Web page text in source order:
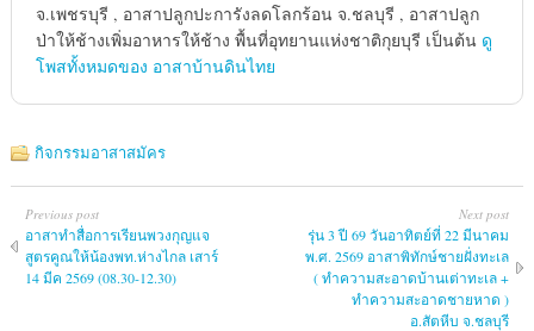
จ.เพชรบุรี , อาสาปลูกปะการังลดโลกร้อน จ.ชลบุรี , อาสาปลูก
ป่าให้ช้างเพิ่มอาหารให้ช้าง พื้นที่อุทยานแห่งชาติกุยบุรี เป็นต้น ดู
โพสทั้งหมดของ อาสาบ้านดินไทย
กิจกรรมอาสาสมัคร
Previous post
อาสาทำสื่อการเรียนพวงกุญแจ
สูตรคูณให้น้องพท.ห่างไกล เสาร์
14 มีค 2569 (08.30-12.30)
Next post
รุ่น 3 ปี 69 วันอาทิตย์ที่ 22 มีนาคม
พ.ศ. 2569 อาสาพิทักษ์ชายฝั่งทะเล
( ทำความสะอาดบ้านเต่าทะเล +
ทำความสะอาดชายหาด )
อ.สัตหีบ จ.ชลบุรี